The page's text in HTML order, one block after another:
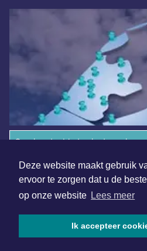
Deze website maakt gebruik
ervoor te zorgen dat u de
op onze website Lees meer
Ik accepteer
Overige dagbladen in de regio
Algemene voorwaarden
Disclaimer